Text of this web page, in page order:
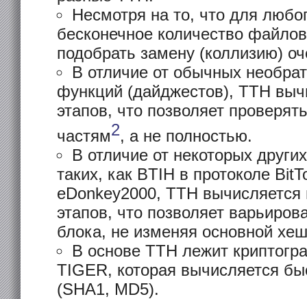
Несмотря на то, что для
бесконечное количество
подобрать замену (коллизию)
В отличие от обычных
функций (дайджестов), TTH
этапов, что позволяет
частям2, а не полностью.
В отличие от некоторых
таких, как BTIH в протоколе
eDonkey2000, TTH
этапов, что позволяет
блока, не изменяя основной
В основе TTH лежит
TIGER, которая вычисляется
(SHA1, MD5).